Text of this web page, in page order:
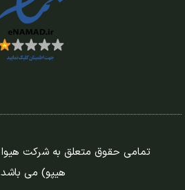
تمامی حقوق متعلق به شرکت هیوا
هیپو) می